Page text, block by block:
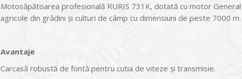
Motosăpătoarea profesională RURIS 731K, dotată cu motor
agricole din grădini şi culturi de câmp cu dimensiuni de peste 7000 m.
Avantaje
Carcasă robustă de fontă pentru cutia de viteze şi transmisie.